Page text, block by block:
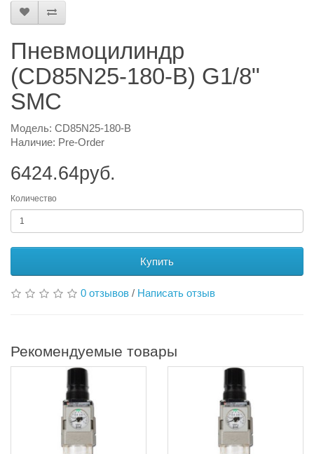
Пневмоцилиндр
(CD85N25-180-B) G1/8"
SMC
Модель: CD85N25-180-B
Наличие: Pre-Order
6424.64руб.
Количество
Купить
0 отзывов / Написать отзыв
Рекомендуемые товары